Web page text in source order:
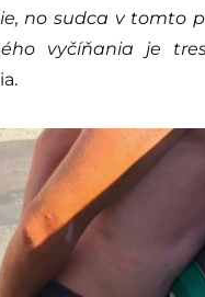
no sudca v tomto
vyčíňania je